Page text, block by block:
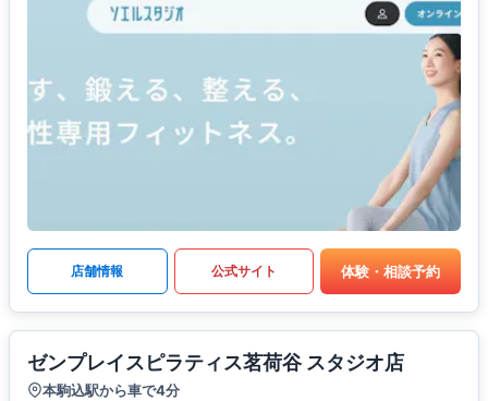
店舗情報 公式サイト 体験・相談予約
ゼンプレイスピラティス茗荷谷 スタジオ店
本駒込駅から車で4分